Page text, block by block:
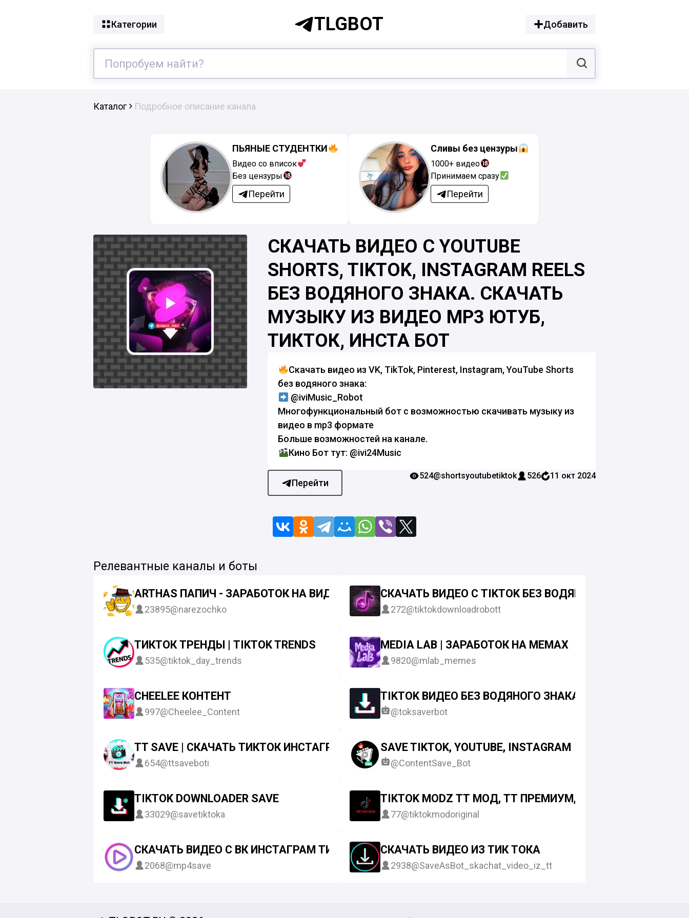
Категории TLGBOT Добавить
Каталог Подробное описание канала
ПЬЯНЫЕ СТУДЕНТКИ
Видео со вписок
Без цензуры
Перейти
Сливы без цензуры
1000+ видео
Принимаем сразу
Перейти
СКАЧАТЬ ВИДЕО С YOUTUBE
SHORTS, TIKTOK, INSTAGRAM REELS
БЕЗ ВОДЯНОГО ЗНАКА. СКАЧАТЬ
МУЗЫКУ ИЗ ВИДЕО MP3 ЮТУБ,
ТИКТОК, ИНСТА БОТ
Скачать видео из VK, TikTok, Pinterest, Instagram, YouTube Shorts
без водяного знака:
@iviMusic_Robot
Многофункциональный бот с возможностью скачивать музыку из
видео в mp3 формате
Больше возможностей на канале.
Кино Бот тут: @ivi24Music
Перейти
524@shortsyoutubetiktok 526 11 окт 2024
Релевантные каналы и боты
ARTHAS ПАПИЧ - ЗАРАБОТОК НА ВИДЕО НАРЕЗКАХ
23895@narezochko
СКАЧАТЬ ВИДЕО С TIKTOK БЕЗ ВОДЯНОГО ЗНАКА | БОТ
272@tiktokdownloadrobott
ТИКТОК ТРЕНДЫ | TIKTOK TRENDS
535@tiktok_day_trends
MEDIA LAB | ЗАРАБОТОК НА МЕМАХ
9820@mlab_memes
CHEELEE КОНТЕНТ
997@Cheelee_Content
TIKTOK ВИДЕО БЕЗ ВОДЯНОГО ЗНАКА
@toksaverbot
TT SAVE | СКАЧАТЬ ТИКТОК ИНСТАГРАМ
654@ttsaveboti
SAVE TIKTOK, YOUTUBE, INSTAGRAM
@ContentSave_Bot
TIKTOK DOWNLOADER SAVE
33029@savetiktoka
TIKTOK MODZ ТТ МОД, ТТ ПРЕМИУМ, TIKTOK MOD, ТИК
77@tiktokmodoriginal
СКАЧАТЬ ВИДЕО С ВК ИНСТАГРАМ ТИКТОК ЮТУБ ПИНТЕРЕСТ ЛАЙКА
2068@mp4save
СКАЧАТЬ ВИДЕО ИЗ ТИК ТОКА
2938@SaveAsBot_skachat_video_iz_tt